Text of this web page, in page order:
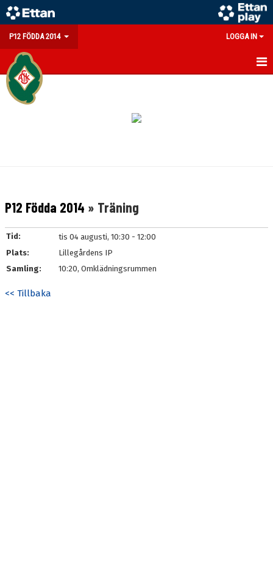
P12 FÖDDA 2014 LOGGA IN
HEM
KONTAKT
P12 Födda 2014 » Träning
Tid:
tis 04 augusti, 10:30 - 12:00
Plats:
Lillegårdens IP
Samling:
10:20, Omklädningsrummen
<< Tillbaka